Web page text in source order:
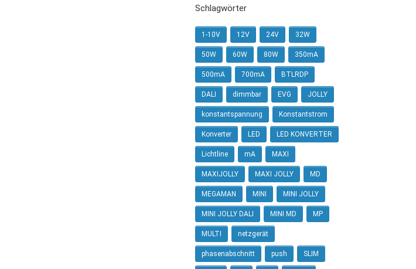
Schlagwörter
1-10V 12V 24V 32W
50W 60W 80W 350mA
500mA 700mA BTLRDP
DALI dimmbar EVG JOLLY
konstantspannung Konstantstrom
Konverter LED LED KONVERTER
Lichtline mA MAXI
MAXIJOLLY MAXI JOLLY MD
MEGAMAN MINI MINI JOLLY
MINI JOLLY DALI MINI MD MP
MULTI netzgerät
phasenabschnitt push SLIM